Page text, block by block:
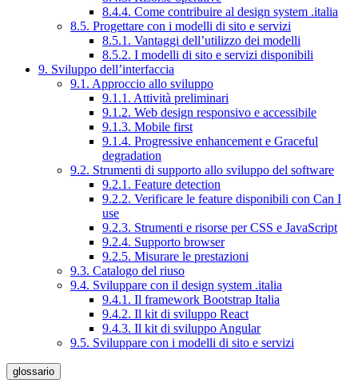
8.4.4. Come contribuire al design system .italia
8.5. Progettare con i modelli di sito e servizi
8.5.1. Vantaggi dell’utilizzo dei modelli
8.5.2. I modelli di sito e servizi disponibili
9. Sviluppo dell’interfaccia
9.1. Approccio allo sviluppo
9.1.1. Attività preliminari
9.1.2. Web design responsivo e accessibile
9.1.3. Mobile first
9.1.4. Progressive enhancement e Graceful
degradation
9.2. Strumenti di supporto allo sviluppo del software
9.2.1. Feature detection
9.2.2. Verificare le feature disponibili con Can I
use
9.2.3. Strumenti e risorse per CSS e JavaScript
9.2.4. Supporto browser
9.2.5. Misurare le prestazioni
9.3. Catalogo del riuso
9.4. Sviluppare con il design system .italia
9.4.1. Il framework Bootstrap Italia
9.4.2. Il kit di sviluppo React
9.4.3. Il kit di sviluppo Angular
9.5. Sviluppare con i modelli di sito e servizi
glossario